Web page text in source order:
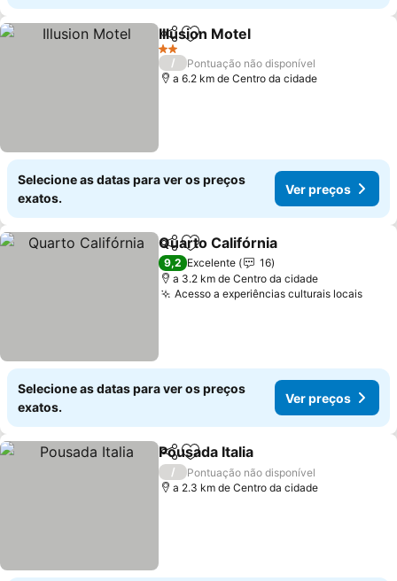
PartilharAdicionar aos favoritos
Illusion Motel
2 Estrelas
/
Pontuação não disponível
a 6.2 km de Centro da cidade
Selecione as datas para ver os preços
exatos.
Ver preços
PartilharAdicionar aos favoritos
Quarto Califórnia
9,2 Excelente
16
a 3.2 km de Centro da cidade
Acesso a experiências culturais locais
Selecione as datas para ver os preços
exatos.
Ver preços
PartilharAdicionar aos favoritos
Pousada Italia
/
Pontuação não disponível
a 2.3 km de Centro da cidade